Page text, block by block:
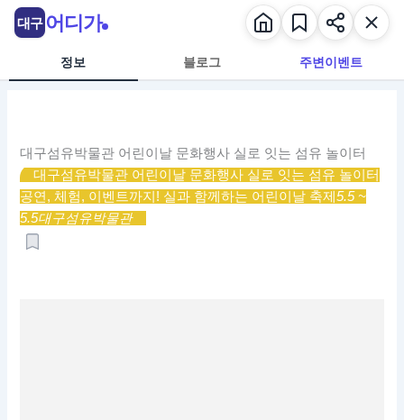
정보 블로그 주변이벤트
대구섬유박물관 어린이날 문화행사 실로 잇는 섬유 놀이터
대구섬유박물관 어린이날 문화행사 실로 잇는 섬유 놀이터
공연, 체험, 이벤트까지! 실과 함께하는 어린이날 축제5.5 ~
5.5대구섬유박물관
대구 어디가